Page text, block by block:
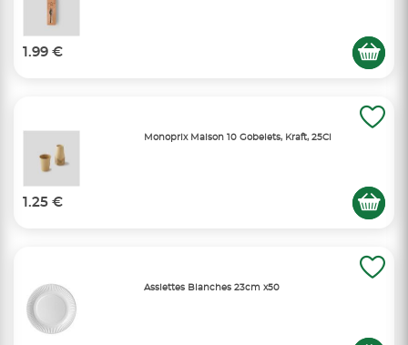
1.99 €
Monoprix Maison 10 Gobelets, Kraft, 25Cl
1.25 €
Assiettes Blanches 23cm x50